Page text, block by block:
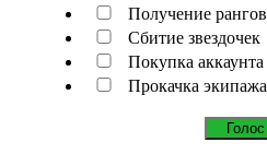
Получение рангов
Сбитие звездочек
Покупка аккаунта
Прокачка экипажа